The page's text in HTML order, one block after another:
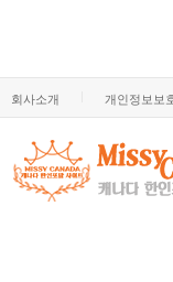
회사소개 개인정보보